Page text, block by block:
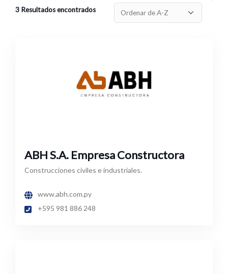
3 Resultados encontrados
ABH S.A. Empresa Constructora
Construcciones civiles e industriales.
www.abh.com.py
+595 981 886 248